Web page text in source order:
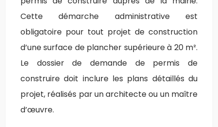
Cette démarche administrative est
obligatoire pour tout projet de construction
d’une surface de plancher supérieure à 20 m².
Le dossier de demande de permis de
construire doit inclure les plans détaillés du
projet, réalisés par un architecte ou un maître
d’œuvre.